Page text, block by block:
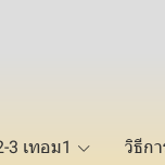
3 เทอม1 วิธีก